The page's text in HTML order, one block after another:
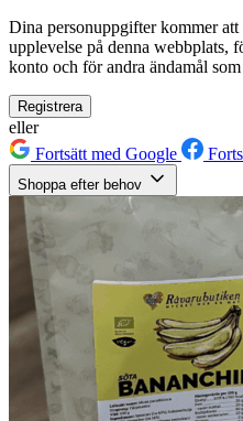
Dina personuppgifter kommer
upplevelse på denna webbplats,
konto och för andra ändamål
Registrera
eller
Fortsätt med Google
Shoppa efter behov